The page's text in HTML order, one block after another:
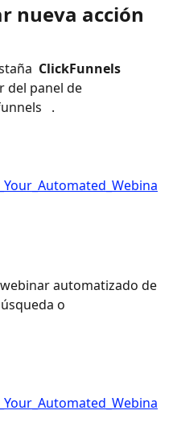
nueva acción
ClickFunnels
del panel de
.
automatizado de
o